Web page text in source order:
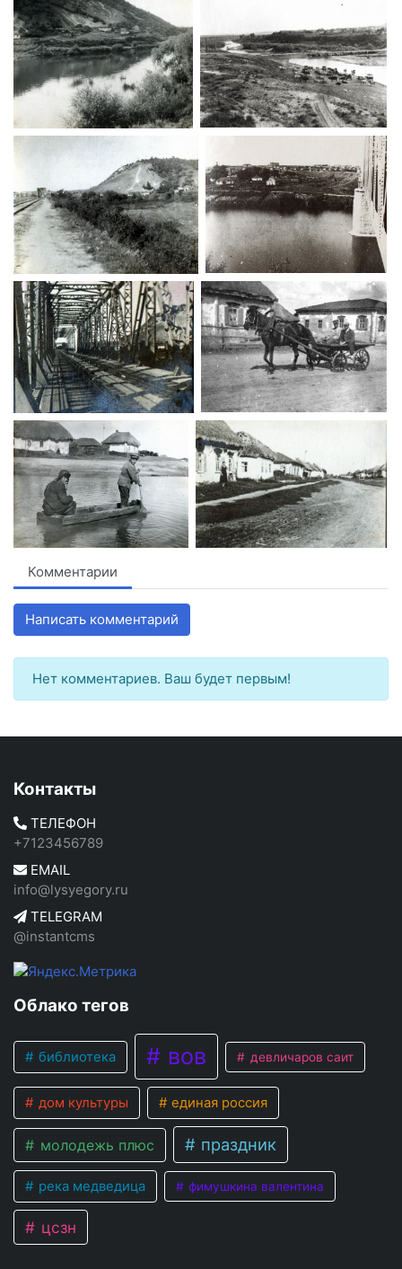
Комментарии
Написать комментарий
Нет комментариев. Ваш будет первым!
Контакты
ТЕЛЕФОН
+7123456789
EMAIL
info@lysyegory.ru
TELEGRAM
@instantcms
Облако тегов
библиотека вов девличаров саит
дом культуры единая россия
молодежь плюс праздник
река медведица фимушкина валентина
цсзн